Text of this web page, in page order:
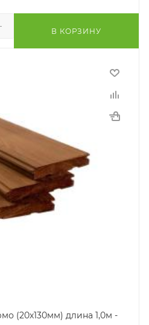
В КОРЗИНУ
(20х130мм) длина 1,0м -